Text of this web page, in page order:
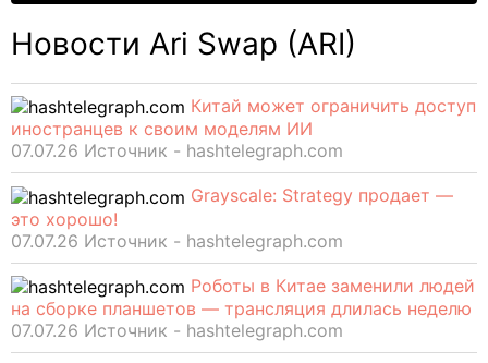
Новости Ari Swap (ARI)
Китай может ограничить доступ
иностранцев к своим моделям ИИ
07.07.26 Источник - hashtelegraph.com
Grayscale: Strategy продает —
это хорошо!
07.07.26 Источник - hashtelegraph.com
Роботы в Китае заменили людей
на сборке планшетов — трансляция длилась неделю
07.07.26 Источник - hashtelegraph.com